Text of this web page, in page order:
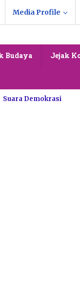
Media Profile
Budaya Jejak
Suara Demokrasi